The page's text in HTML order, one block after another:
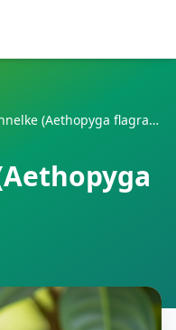
Flammennelke (Aethopyga flagrans)